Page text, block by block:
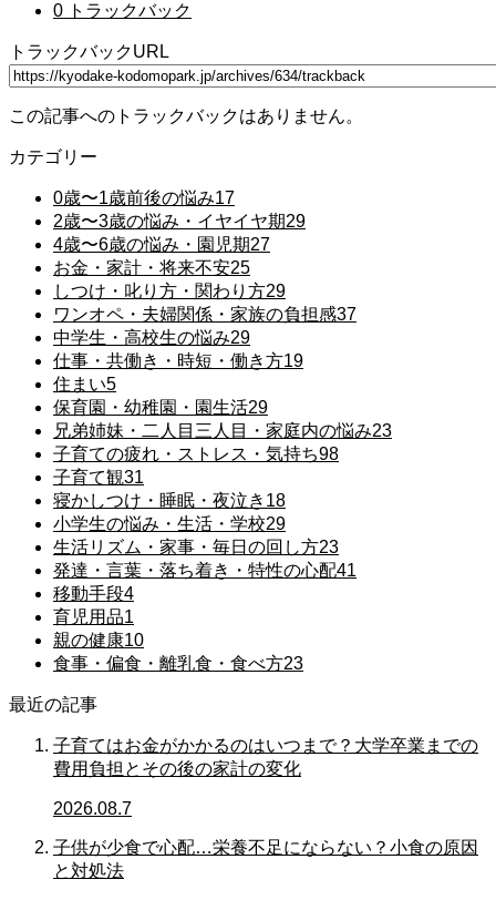
0 トラックバック
トラックバックURL
この記事へのトラックバックはありません。
カテゴリー
0歳〜1歳前後の悩み17
2歳〜3歳の悩み・イヤイヤ期29
4歳〜6歳の悩み・園児期27
お金・家計・将来不安25
しつけ・叱り方・関わり方29
ワンオペ・夫婦関係・家族の負担感37
中学生・高校生の悩み29
仕事・共働き・時短・働き方19
住まい5
保育園・幼稚園・園生活29
兄弟姉妹・二人目三人目・家庭内の悩み23
子育ての疲れ・ストレス・気持ち98
子育て観31
寝かしつけ・睡眠・夜泣き 18
小学生の悩み・生活・学校29
生活リズム・家事・毎日の回し方23
発達・言葉・落ち着き・特性の心配41
移動手段4
育児用品1
親の健康10
食事・偏食・離乳食・食べ方23
最近の記事
子育てはお金がかかるのはいつまで？大学卒業までの
費用負担とその後の家計の変化
2026.08.7
子供が少食で心配…栄養不足にならない？小食の原因
と対処法